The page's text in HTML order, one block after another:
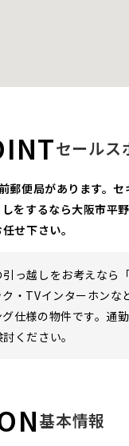
セールス
郵便局があります。
をするなら大阪市平
せ下さい。
っ越しをお考えなら
・TVインターホン
仕様の物件です。通
ください。
基本情報